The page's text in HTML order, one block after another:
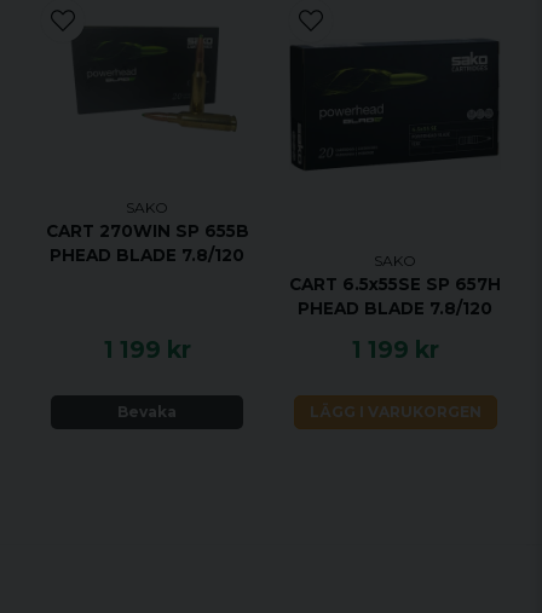
SAKO
CART 270WIN SP 655B
PHEAD BLADE 7.8/120
1 199 kr
Bevaka
SAKO
CART 6.5x55SE SP 657H
PHEAD BLADE 7.8/120
1 199 kr
LÄGG I VARUKORGEN